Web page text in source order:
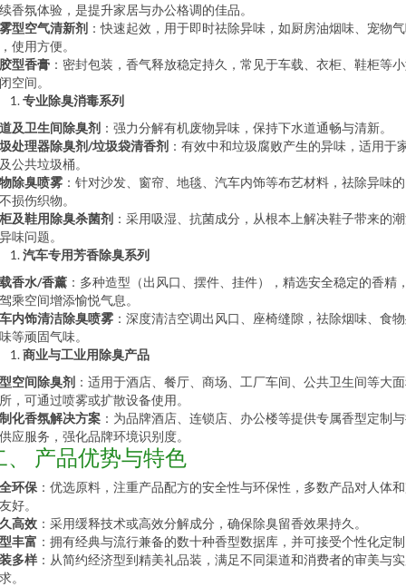
香氛体验，是提升家居与办公格调的佳品。
型空气清新剂 ：快速起效，用于即时祛除异味，如厨房油烟味、宠物
使用方便。
型香膏 ：密封包装，香气释放稳定持久，常见于车载、衣柜、鞋柜等
空间。
专业除臭消毒系列
及卫生间除臭剂 ：强力分解有机废物异味，保持下水道通畅与清新。
处理器除臭剂/垃圾袋清香剂 ：有效中和垃圾腐败产生的异味，适用于
公共垃圾桶。
除臭喷雾 ：针对沙发、窗帘、地毯、汽车内饰等布艺材料，祛除异味
损伤织物。
及鞋用除臭杀菌剂 ：采用吸湿、抗菌成分，从根本上解决鞋子带来的
味问题。
汽车专用芳香除臭系列
香水/香薰 ：多种造型（出风口、摆件、挂件），精选安全稳定的香精
乘空间增添愉悦气息。
内饰清洁除臭喷雾 ：深度清洁空调出风口、座椅缝隙，祛除烟味、食
等顽固气味。
商业与工业用除臭产品
空间除臭剂 ：适用于酒店、餐厅、商场、工厂车间、公共卫生间等大
，可通过喷雾或扩散设备使用。
化香氛解决方案 ：为品牌酒店、连锁店、办公楼等提供专属香型定制
应服务，强化品牌环境识别度。
、 产品优势与特色
环保 ：优选原料，注重产品配方的安全性与环保性，多数产品对人体
好。
高效 ：采用缓释技术或高效分解成分，确保除臭留香效果持久。
丰富 ：拥有经典与流行兼备的数十种香型数据库，并可接受个性化定
多样 ：从简约经济型到精美礼品装，满足不同渠道和消费者的审美与
。